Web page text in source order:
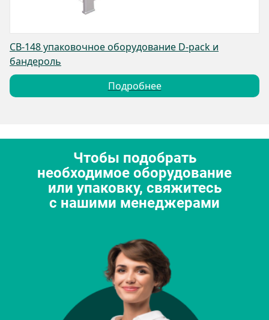
CB-148 упаковочное оборудование D-pack и
бандероль
Подробнее
Чтобы подобрать
необходимое оборудование
или упаковку, свяжитесь
с нашими менеджерами